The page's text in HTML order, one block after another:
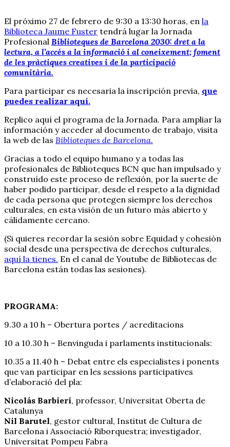
El próximo 27 de febrero de 9:30 a 13:30 horas, en la
Biblioteca Jaume Fuster tendrá lugar la Jornada
Profesional Biblioteques de Barcelona 2030: dret a la
lectura, a l’accés a la informació i al coneixement; foment
de les pràctiques creatives i de la participació
comunitària.
Para participar es necesaria la inscripción previa, que
puedes realizar aquí.
Replico aquí el programa de la Jornada. Para ampliar la
información y acceder al documento de trabajo, visita
la web de las Biblioteques de Barcelona.
Gracias a todo el equipo humano y a todas las
profesionales de Biblioteques BCN que han impulsado y
construído este proceso de reflexión, por la suerte de
haber podido participar, desde el respeto a la dignidad
de cada persona que protegen siempre los derechos
culturales, en esta visión de un futuro más abierto y
cálidamente cercano.
(Si quieres recordar la sesión sobre Equidad y cohesión
social desde una perspectiva de derechos culturales,
aquí la tienes. En el canal de Youtube de Bibliotecas de
Barcelona están todas las sesiones).
PROGRAMA:
9.30 a 10 h – Obertura portes / acreditacions
10 a 10.30 h – Benvinguda i parlaments institucionals:
10.35 a 11.40 h – Debat entre els especialistes i ponents
que van participar en les sessions participatives
d’elaboració del pla:
Nicolás Barbieri, professor, Universitat Oberta de
Catalunya
Nil Barutel, gestor cultural, Institut de Cultura de
Barcelona i Associació Riborquestra; investigador,
Universitat Pompeu Fabra